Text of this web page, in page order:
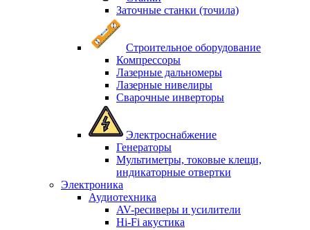
Заточные станки (точила)
Строительное оборудование
Компрессоры
Лазерные дальномеры
Лазерные нивелиры
Сварочные инверторы
Электроснабжение
Генераторы
Мультиметры, токовые клещи,
индикаторные отвертки
Электроника
Аудиотехника
AV-ресиверы и усилители
Hi-Fi акустика